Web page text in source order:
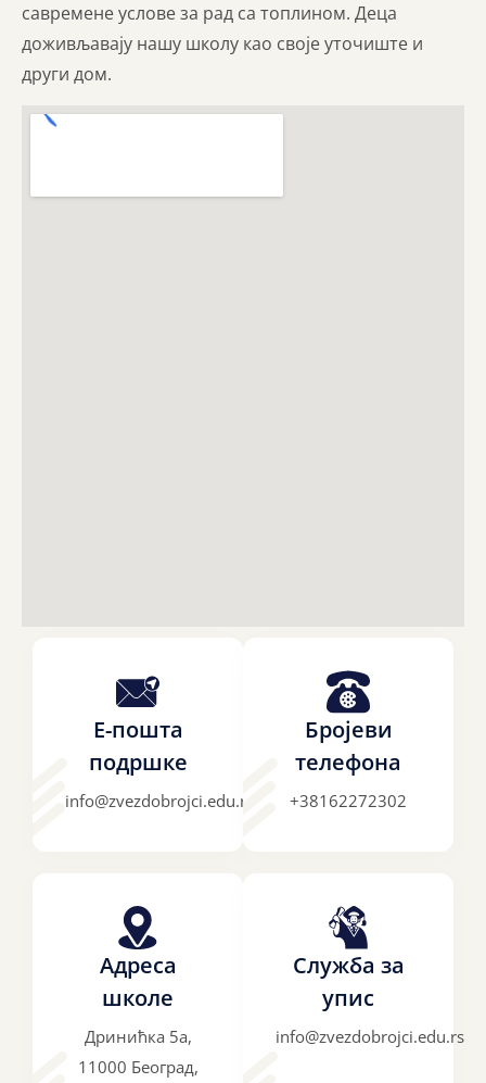
савремене услове за рад са топлином. Деца
доживљавају нашу школу као своје уточиште и
други дом.
Е-пошта
подршке
info@zvezdobrojci.edu.rs
Бројеви
телефона
+38162272302
Адреса
школе
Дринићка 5а,
11000 Београд,
Служба за
упис
info@zvezdobrojci.edu.rs